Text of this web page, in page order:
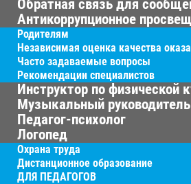
Обратная связь для
Антикоррупционное
Родителям
Независимая оценка качества
Часто задаваемые вопросы
Рекомендации специалистов
Инструктор по физической
Музыкальный руководитель
Педагог-психолог
Логопед
Охрана труда
Дистанционное образование
ДЛЯ ПЕДАГОГОВ